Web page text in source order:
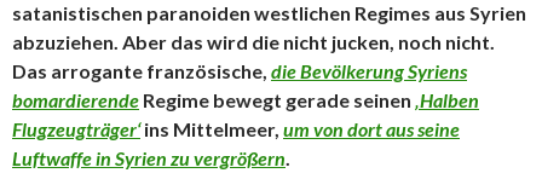
satanistischen paranoiden westlichen Regimes aus Syrien
abzuziehen. Aber das wird die nicht jucken, noch nicht.
Das arrogante französische, die Bevölkerung Syriens
bomardierende Regime bewegt gerade seinen ‚Halben
Flugzeugträger‘ins Mittelmeer, um von dort aus seine
Luftwaffe in Syrien zu vergrößern.